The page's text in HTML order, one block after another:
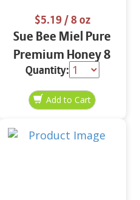
$5.19/ 8 oz
Sue Bee Miel Pure
Premium Honey 8
oz
Quantity: